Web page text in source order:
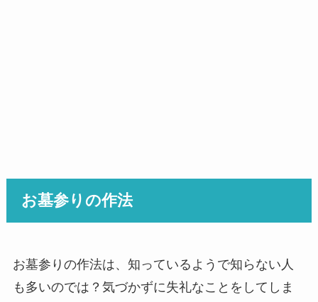
お墓参りの作法
お墓参りの作法は、知っているようで知らない人
も多いのでは？気づかずに失礼なことをしてしま